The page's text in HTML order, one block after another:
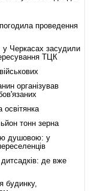
проведення
Черкасах засудили
ТЦК
організував
освітянка
тонн зерна
душовою: у
де вже
будинку,